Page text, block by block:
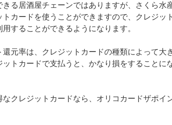
る居酒屋チェーンではありますが、さくら水
カードを使うことができますので、クレジッ
することができるようになります。
元率は、クレジットカードの種類によって大
トカードで支払うと、かなり損をすることに
クレジットカードなら、オリコカードザポイ